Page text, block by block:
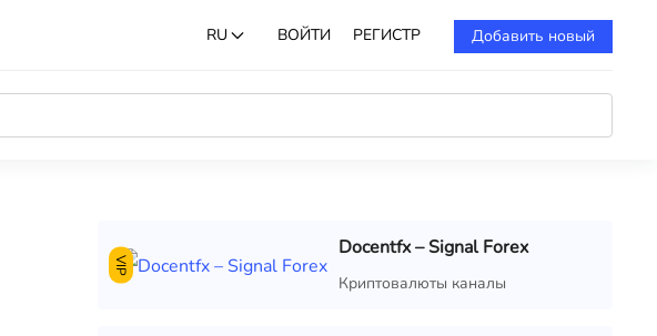
RU ВОЙТИ РЕГИСТР Добавить новый
VIP
Docentfx – Signal Forex
Криптовалюты каналы